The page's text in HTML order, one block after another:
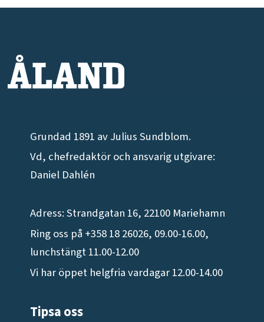
Grundad 1891 av Julius Sundblom.
Vd, chefredaktör och ansvarig utgivare:
Daniel Dahlén
Adress: Strandgatan 16, 22100 Mariehamn
Ring oss på +358 18 26026, 09.00-16.00,
lunchstängt 11.00-12.00
Vi har öppet helgfria vardagar 12.00-14.00
Tipsa oss